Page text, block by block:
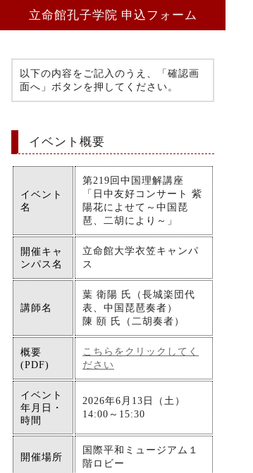
立命館孔子学院 申込フォーム
以下の内容をご記入のうえ、「確認画
面へ」ボタンを押してください。
イベント概要
イベント
名
第219回中国理解講座
「日中友好コンサート 紫
陽花によせて～中国琵
琶、二胡により～」
開催キャ
ンパス名
立命館大学衣笠キャンパ
ス
講師名
葉 衛陽 氏（長城楽団代
表、中国琵琶奏者）
陳 頤 氏（二胡奏者）
概要
(PDF)
こちらをクリックしてく
ださい
イベント
年月日・
時間
2026年6月13日（土）
14:00～15:30
開催場所
国際平和ミュージアム１
階ロビー